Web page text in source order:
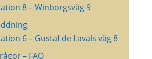
8 – Winborgsväg 9
6 – Gustaf de Lavals väg 8
– FAQ